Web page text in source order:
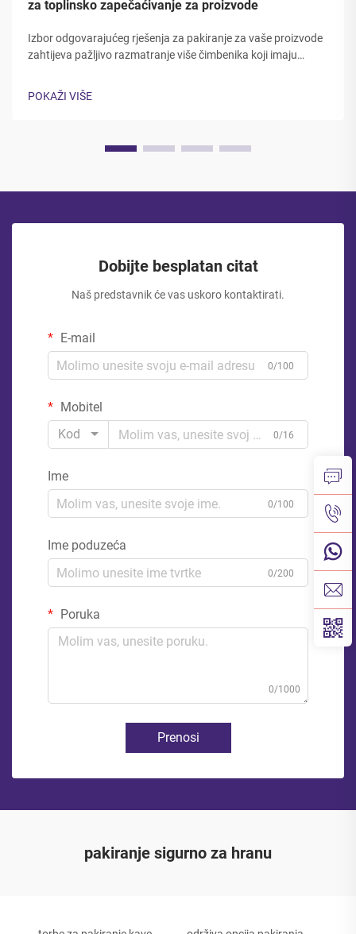
za toplinsko zapečaćivanje za proizvode
Izbor odgovarajućeg rješenja za pakiranje za vaše proizvode
zahtijeva pažljivo razmatranje više čimbenika koji imaju
operativnu učinkovitost. Izbor između zip i toplinske čvrstoće
POKAŽI VIŠE
Dobijte besplatan citat
Naš predstavnik će vas uskoro kontaktirati.
E-mail
0/100
Mobitel
Kod
0/16
Ime
0/100
Ime poduzeća
0/200
Poruka
0/1000
Prenosi
pakiranje sigurno za hranu